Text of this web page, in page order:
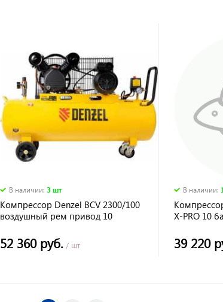
В наличии: 3 шт
Компрессор Denzel BCV 2300/100
воздушный рем привод 10
52 360 руб./ шт
В наличии:
X-PRO 10
39 220